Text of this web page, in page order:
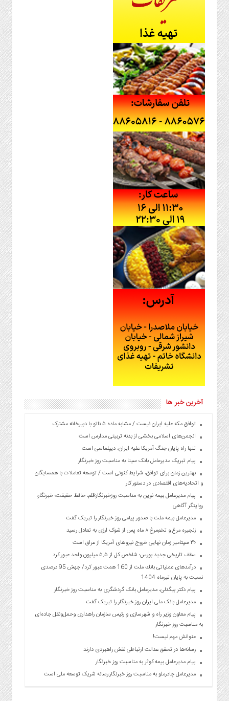
آخرین خبر ها
توافق مکه علیه ایران نیست / مشابه ماده ۵ ناتو با دبیرخانه مشترک
انجمن‌های اسلامی بخشی از بدنه تربیتی مدارس است
تنها راه پایان جنگ آمریکا علیه ایران، دیپلماسی است
پیام تبریک مدیرعامل بانک سینا به مناسبت روز خبرنگار
بهترین زمان برای توافق، شرایط کنونی است / توسعه تعاملات با همسایگان
و اتحادیه‌های اقتصادی در دستور کار
پیام مدیرعامل بیمه نوین به مناسبت روزخبرنگار:قلم، حافظ حقیقت؛ خبرنگار،
روایتگر آگاهی
مدیرعامل بیمه ملت با صدور پیامی روز خبرنگار را تبریک گفت
زنجیره مرغ و تخم‌مرغ ۸ ماه پس از شوک ارزی به تعادل رسید
۳۰ سپتامبر زمان نهایی خروج نیروهای آمریکا از عراق است
سقف تاریخی جدید بورس؛ شاخص کل از ۵.۵ میلیون واحد عبور کرد
درآمدهای عملیاتی بانك ملت از 160 همت عبور كرد/ جهش 95 درصدی
نسبت به پایان تیرماه 1404
پیام دکتر بیگدلی، مدیرعامل بانک گردشگری به مناسبت روز خبرنگار
مدیرعامل بانک ملی ایران روز خبرنگار را تبریک گفت
پیام معاون وزیر راه و شهرسازی و رئیس سازمان راهداری وحمل‌ونقل جاده‌ای
به مناسبت روز خبرنگار
عنوانش مهم نیست!
رسانه‌ها در تحقق عدالت ارتباطی نقش راهبردی دارند
پیام مدیرعامل بیمه کوثر به مناسبت روز خبرنگار
مدیرعامل چادرملو به مناسبت روز خبرنگار:رسانه شریک توسعه ملی است